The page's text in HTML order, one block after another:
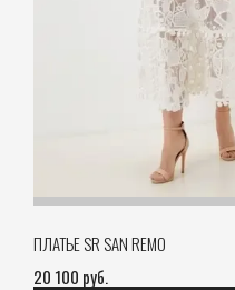
ПЛАТЬЕ SR SAN REMO
20 100 руб.